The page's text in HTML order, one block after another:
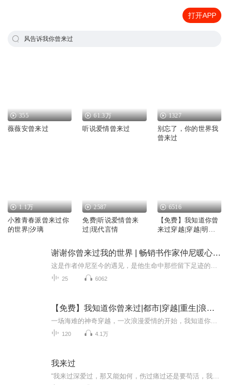
打开APP
风告诉我你曾来过
355
薇薇安曾来过
61.3万
听说爱情曾来过
1327
别忘了，你的世界我
曾来过
1.1万
小雅青春派曾来过你
的世界|汐璃
2587
免费|听说爱情曾来
过|现代言情
6516
【免费】我知道你曾
来过穿越|穿越|明朝|
谢谢你曾来过我的世界 | 畅销书作家仲尼暖心之作
25 6062
【免费】我知道你曾来过|都市|穿越|重生|浪漫言情|爽文|AI多播
120 4.1万
我来过